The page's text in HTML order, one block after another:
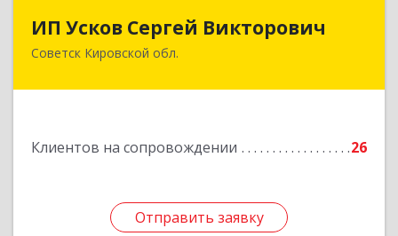
ИП Усков Сергей Викторович
Советск Кировской обл.
Клиентов на сопровождении 26
Отправить заявку
ИП Усков Сергей Викторович
613340, Кировская обл, Советск г, Дружбы ул,
Отправить заявку